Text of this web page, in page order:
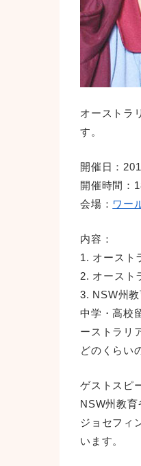
オーストラ
す。
開催日：
開催時間：
会場： ワー
内容：
1. オースト
2. オースト
3. NSW州
中学・高校
ーストラリ
どのくらい
ゲストスピ
NSW州教育
ジョセフィ
います。